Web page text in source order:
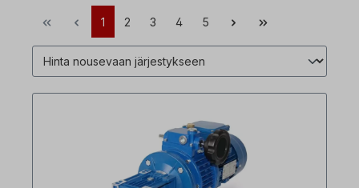
1 2 3 4 5